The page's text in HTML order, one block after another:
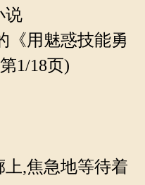
说
《用魅惑技能勇
1/18页)
,焦急地等待着